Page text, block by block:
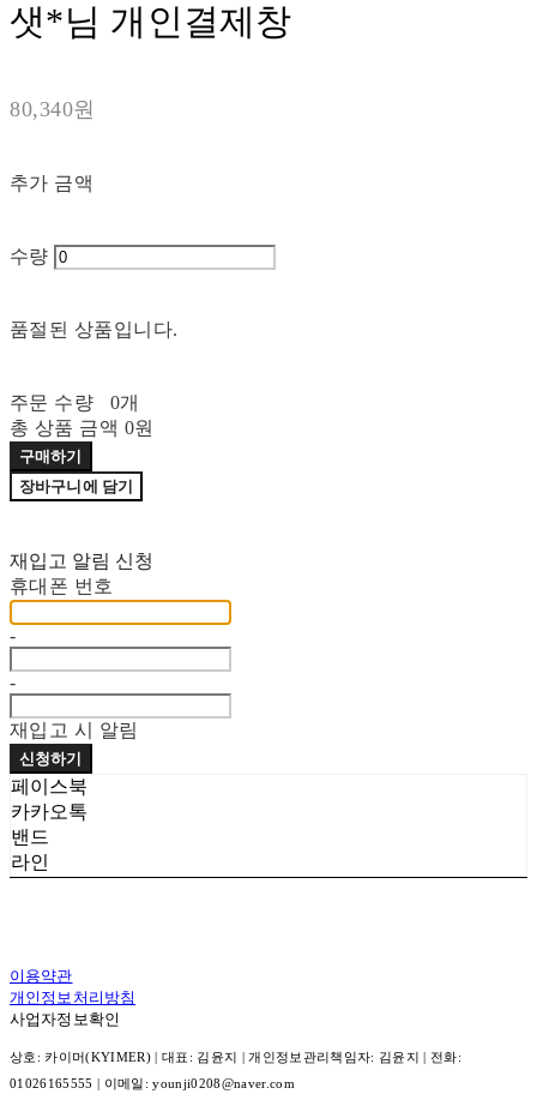
샛*님 개인결제창
80,340원
추가 금액
수량
품절된 상품입니다.
주문 수량
0개
총 상품 금액 0원
구매하기
장바구니에 담기
재입고 알림 신청
휴대폰 번호
-
-
재입고 시 알림
신청하기
페이스북
카카오톡
밴드
라인
이용약관
개인정보처리방침
사업자정보확인
상호: 카이머(KYIMER) | 대표: 김윤지 | 개인정보관리책임자: 김윤지 | 전화:
01026165555 | 이메일: younji0208@naver.com